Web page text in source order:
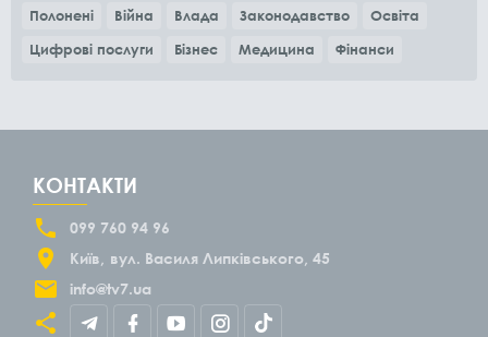
Полонені
Війна Влада Законодавство
Освіта
Цифрові послуги
Бізнес Медицина Фінанси
КОНТАКТИ
099 760 94 96
Київ
вул. Василя Липківського, 45
info@tv7.ua